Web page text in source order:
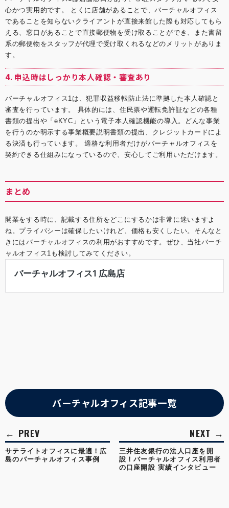
心かつ実用的です。 とくに店舗があることで、バーチャルオフィス
であることを知らないクライアントが直接来館した際も対応してもら
える、窓口があることで直接郵便物を受け取ることができ、また書留
系の郵便物をスタッフが代理で受け取くれるなどのメリットがありま
す。
4. 申込時はしっかり本人確認・審査あり
バーチャルオフィス1は、犯罪収益移転防止法に準拠した本人確認と
審査を行っています。 具体的には、住民票や運転免許証などの各種
書類の提出や「eKYC」という電子本人確認機能の導入。どんな事業
を行うのか明示する事業概要説明書類の提出、クレジットカードによ
る決済も行っています。 適格な利用者だけがバーチャルオフィスを
契約できる仕組みになっているので、安心してご利用いただけます。
まとめ
開業をする時に、記載する住所をどこにするかは非常に迷いますよ
ね。プライバシーは確保したいけれど、価格も安くしたい。そんなと
きにはバーチャルオフィスの利用がおすすめです。ぜひ、当社バーチ
ャルオフィス1も検討してみてください。
バーチャルオフィス記事一覧
サテライトオフィスに最適！広
島のバーチャルオフィス事例
三井住友銀行の法人口座を開
設！バーチャルオフィス利用者
の口座開設 実績インタビュー